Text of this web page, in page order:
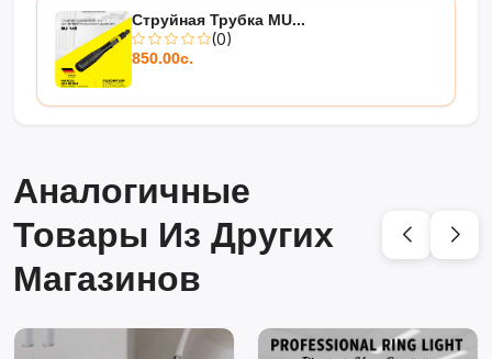
Струйная Трубка MU...
(0)
850.00с.
Аналогичные
Товары Из Других
Магазинов